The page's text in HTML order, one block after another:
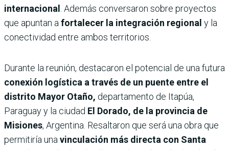
internacional
. Además conversaron sobre proyectos
que apuntan a fortalecer la integración regional y la
conectividad entre ambos territorios.
Durante la reunión, destacaron el potencial de una futura
conexión logística a través de un puente entre el
distrito Mayor Otaño, departamento de Itapúa,
Paraguay y la ciudad El Dorado, de la provincia de
Misiones, Argentina. Resaltaron que será una obra que
permitiría una vinculación más directa con Santa